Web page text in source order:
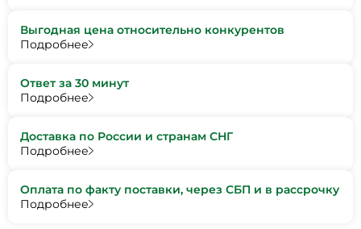
Выгодная цена относительно конкурентов
Подробнее
Ответ за 30 минут
Подробнее
Доставка по России и странам СНГ
Подробнее
Оплата по факту поставки, через СБП и в рассрочку
Подробнее